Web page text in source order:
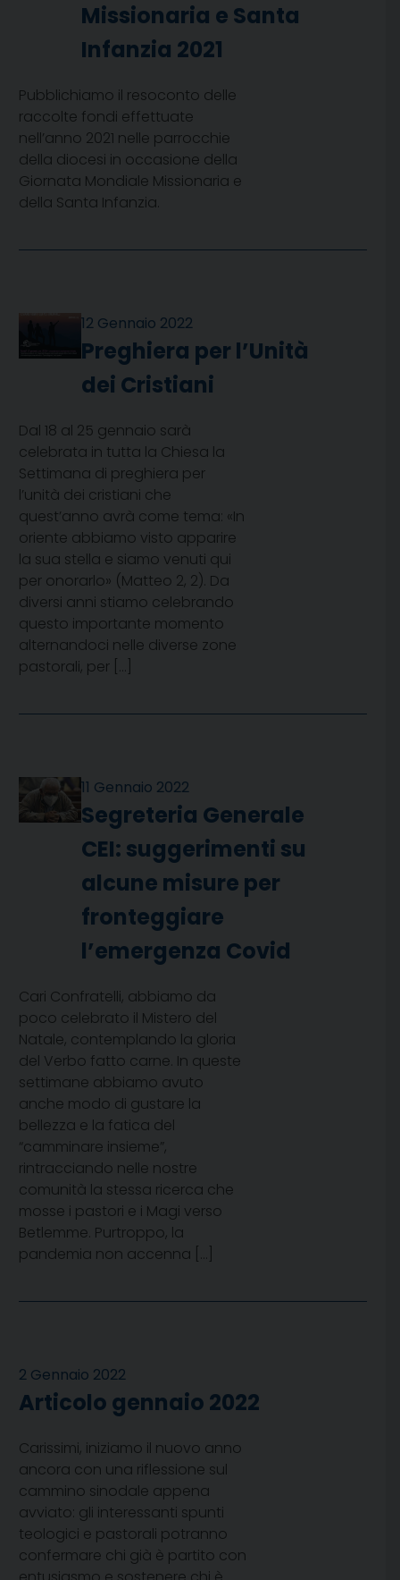
Missionaria e Santa
Infanzia 2021
Pubblichiamo il resoconto delle
raccolte fondi effettuate
nell’anno 2021 nelle parrocchie
della diocesi in occasione della
Giornata Mondiale Missionaria e
della Santa Infanzia.
12 Gennaio 2022
Preghiera per l’Unità
dei Cristiani
Dal 18 al 25 gennaio sarà
celebrata in tutta la Chiesa la
Settimana di preghiera per
l’unità dei cristiani che
quest’anno avrà come tema: «In
oriente abbiamo visto apparire
la sua stella e siamo venuti qui
per onorarlo» (Matteo 2, 2). Da
diversi anni stiamo celebrando
questo importante momento
alternandoci nelle diverse zone
pastorali, per […]
11 Gennaio 2022
Segreteria Generale
CEI: suggerimenti su
alcune misure per
fronteggiare
l’emergenza Covid
Cari Confratelli, abbiamo da
poco celebrato il Mistero del
Natale, contemplando la gloria
del Verbo fatto carne. In queste
settimane abbiamo avuto
anche modo di gustare la
bellezza e la fatica del
“camminare insieme”,
rintracciando nelle nostre
comunità la stessa ricerca che
mosse i pastori e i Magi verso
Betlemme. Purtroppo, la
pandemia non accenna […]
2 Gennaio 2022
Articolo gennaio 2022
Carissimi, iniziamo il nuovo anno
ancora con una riflessione sul
cammino sinodale appena
avviato: gli interessanti spunti
teologici e pastorali potranno
confermare chi già è partito con